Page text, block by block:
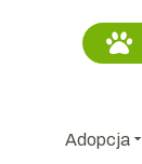
Adopcja